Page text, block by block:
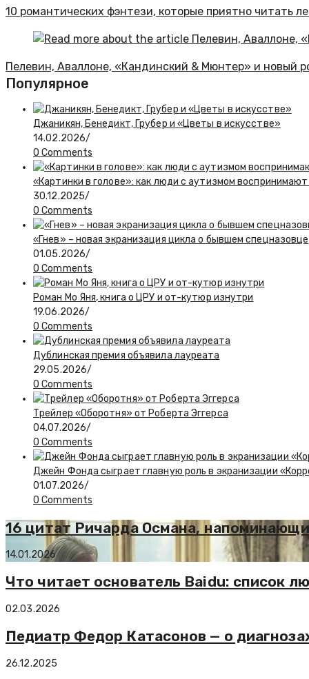
10 романтических фэнтези, которые приятно читать
Пелевин, Аваллоне, «Кандинский & Мюнтер» и новый
Популярное
Джаникян, Бенедикт, Грубер и «Цветы в искусстве»
14.02.2026/
0 Comments
«Картинки в голове»: как люди с аутизмом
30.12.2025/
0 Comments
«Гнев» – новая экранизация цикла о бывшем спецназовце
01.05.2026/
0 Comments
Роман Мо Яня, книга о ЦРУ и от-кутюр изнутри
19.06.2026/
0 Comments
Дублинская премия объявила лауреата
29.05.2026/
0 Comments
Трейлер «Оборотня» от Роберта Эггерса
04.07.2026/
0 Comments
Джейн Фонда сыграет главную роль в экранизации
01.07.2026/
0 Comments
16 цитат Ричарда Османа,
14.01.2026
Что читает основатель Baidu: список
02.03.2026
Педиатр Федор Катасонов — о
26.12.2025